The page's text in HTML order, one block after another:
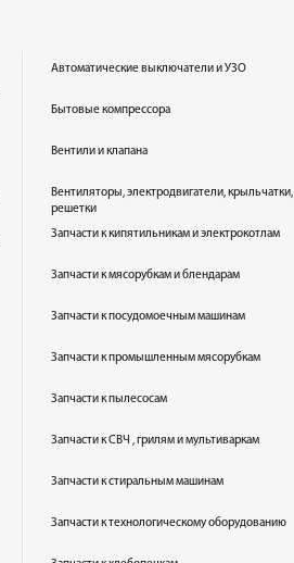
Автоматические выключатели и УЗО
Бытовые компрессора
Вентили и клапана
Вентиляторы, электродвигатели, крыльчатки,
решетки
Запчасти к кипятильникам и электрокотлам
Запчасти к мясорубкам и блендарам
Запчасти к посудомоечным машинам
Запчасти к промышленным мясорубкам
Запчасти к пылесосам
Запчасти к СВЧ , грилям и мультиваркам
Запчасти к стиральным машинам
Запчасти к технологическому оборудованию